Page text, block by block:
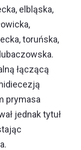
elbląska,
toruńska,
łączącą
prymasa
jednak tytuł